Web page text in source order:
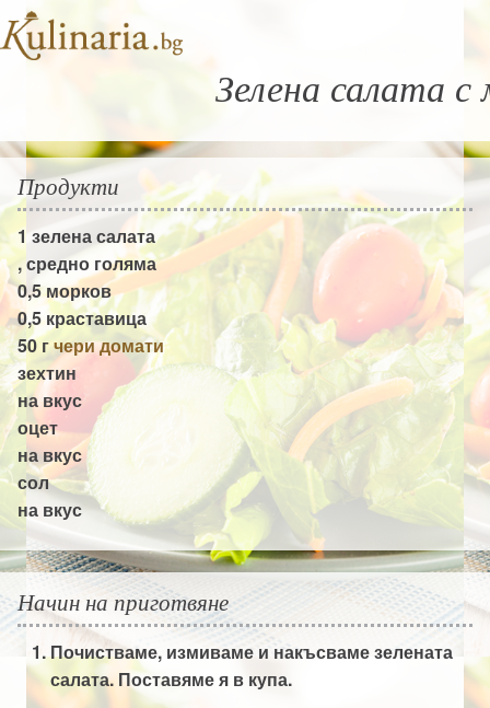
Зелена салата
Продукти
1 зелена салата
, средно голяма
0,5морков
0,5 краставица
50 гчери домати
зехтин
на вкус
оцет
на вкус
сол
на вкус
Начин на приготвяне
Почистваме, измиваме и накъсваме зелената
салата. Поставяме я в купа.